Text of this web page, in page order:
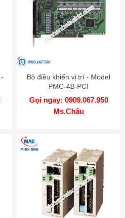
Bộ điều khiển vị trí - Model
PMC-4B-PCI
Gọi ngay: 0909.067.950
Ms.Châu